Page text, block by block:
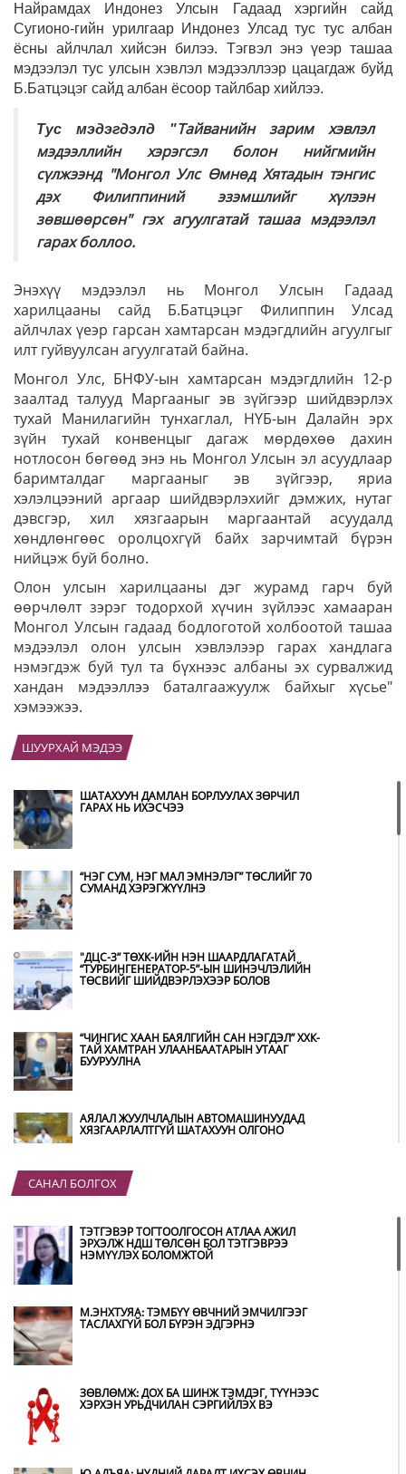
Найрамдах Индонез Улсын Гадаад хэргийн сайд
Сугионо-гийн урилгаар Индонез Улсад тус тус албан
ёсны айлчлал хийсэн билээ. Тэгвэл энэ үеэр ташаа
мэдээлэл тус улсын хэвлэл мэдээллээр цацагдаж буйд
Б.Батцэцэг сайд албан ёсоор тайлбар хийлээ.
Тус мэдэгдэлд "Тайванийн зарим хэвлэл
мэдээллийн хэрэгсэл болон нийгмийн
сүлжээнд "Монгол Улс Өмнөд Хятадын тэнгис
дэх Филиппиний эзэмшлийг хүлээн
зөвшөөрсөн" гэх агуулгатай ташаа мэдээлэл
гарах боллоо.
Энэхүү мэдээлэл нь Монгол Улсын Гадаад
харилцааны сайд Б.Батцэцэг Филиппин Улсад
айлчлах үеэр гарсан хамтарсан мэдэгдлийн агуулгыг
илт гуйвуулсан агуулгатай байна.
Монгол Улс, БНФУ-ын хамтарсан мэдэгдлийн 12-р
заалтад талууд Маргааныг эв зүйгээр шийдвэрлэх
тухай Манилагийн тунхаглал, НҮБ-ын Далайн эрх
зүйн тухай конвенцыг дагаж мөрдөхөө дахин
нотлосон бөгөөд энэ нь Монгол Улсын эл асуудлаар
баримталдаг маргааныг эв зүйгээр, яриа
хэлэлцээний аргаар шийдвэрлэхийг дэмжих, нутаг
дэвсгэр, хил хязгаарын маргаантай асуудалд
хөндлөнгөөс оролцохгүй байх зарчимтай бүрэн
нийцэж буй болно.
Олон улсын харилцааны дэг журамд гарч буй
өөрчлөлт зэрэг тодорхой хүчин зүйлээс хамааран
Монгол Улсын гадаад бодлоготой холбоотой ташаа
мэдээлэл олон улсын хэвлэлээр гарах хандлага
нэмэгдэж буй тул та бүхнээс албаны эх сурвалжид
хандан мэдээллээ баталгаажуулж байхыг хүсье"
хэмээжээ.
ШУУРХАЙ МЭДЭЭ
ШАТАХУУН ДАМЛАН БОРЛУУЛАХ ЗӨРЧИЛ
ГАРАХ НЬ ИХЭСЧЭЭ
“НЭГ СУМ, НЭГ МАЛ ЭМНЭЛЭГ” ТӨСЛИЙГ 70
СУМАНД ХЭРЭГЖҮҮЛНЭ
"ДЦС-3” ТӨХК-ИЙН НЭН ШААРДЛАГАТАЙ
“ТУРБИНГЕНЕРАТОР-5”-ЫН ШИНЭЧЛЭЛИЙН
ТӨСВИЙГ ШИЙДВЭРЛЭХЭЭР БОЛОВ
“ЧИНГИС ХААН БАЯЛГИЙН САН НЭГДЭЛ” ХХК-
ТАЙ ХАМТРАН УЛААНБААТАРЫН УТААГ
БУУРУУЛНА
АЯЛАЛ ЖУУЛЧЛАЛЫН АВТОМАШИНУУДАД
ХЯЗГААРЛАЛТГҮЙ ШАТАХУУН ОЛГОНО
“ХОТЫН ДАРГА СОНСОЖ БАЙНА” 150150
ҮЙЛДВЭРЛЭНЭ
САНАЛ БОЛГОХ
ТЭТГЭВЭР ТОГТООЛГОСОН АТЛАА АЖИЛ
ЭРХЭЛЖ НДШ ТӨЛСӨН БОЛ ТЭТГЭВРЭЭ
НЭМҮҮЛЭХ БОЛОМЖТОЙ
М.ЭНХТУЯА: ТЭМБҮҮ ӨВЧНИЙ ЭМЧИЛГЭЭГ
ТАСЛАХГҮЙ БОЛ БҮРЭН ЭДГЭРНЭ
ЗӨВЛӨМЖ: ДОХ БА ШИНЖ ТЭМДЭГ, ТҮҮНЭЭС
ХЭРХЭН УРЬДЧИЛАН СЭРГИЙЛЭХ ВЭ